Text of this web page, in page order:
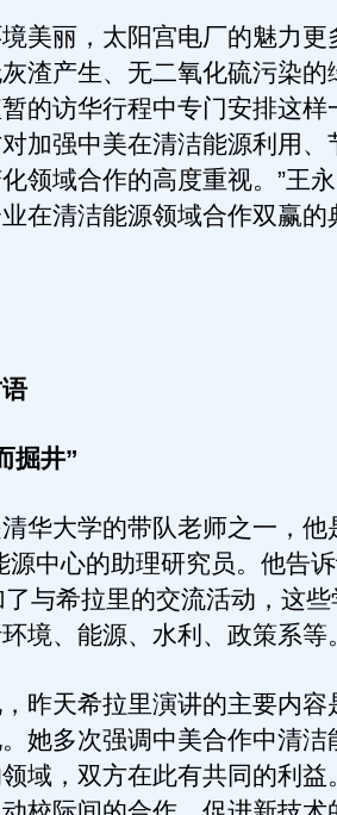
丽，太阳宫电厂的魅力更
渣产生、无二氧化硫污染的
的访华行程中专门安排这样
加强中美在清洁能源利用、
领域合作的高度重视。”王
在清洁能源领域合作双赢的
井”
大学的带队老师之一，他
源中心的助理研究员。他告
与希拉里的交流活动，这
境、能源、水利、政策系等
天希拉里演讲的主要内容
她多次强调中美合作中清洁
域，双方在此有共同的利益